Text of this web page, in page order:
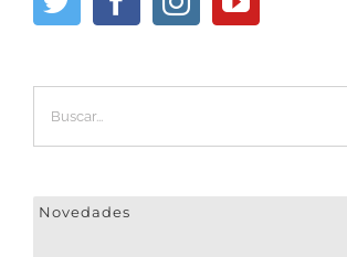
Novedades